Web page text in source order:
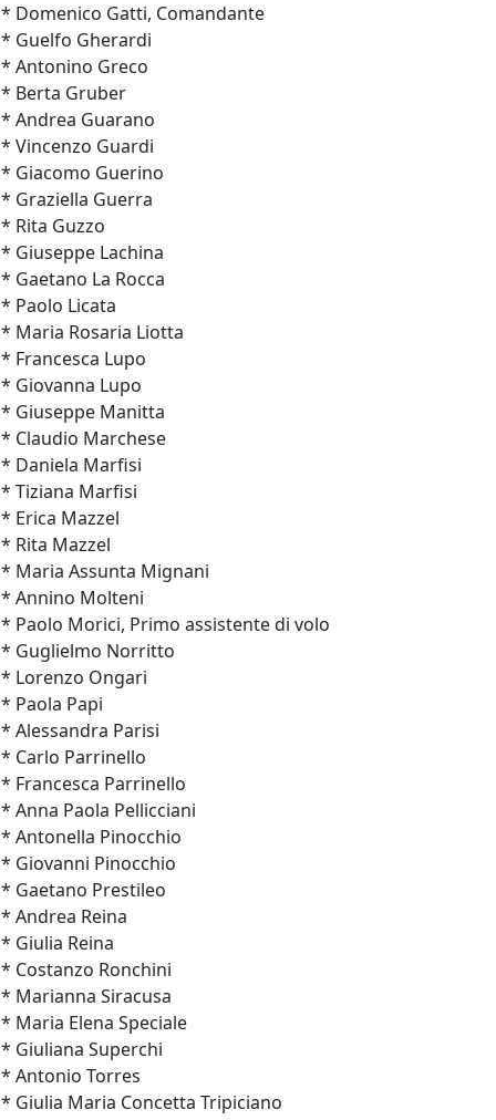
* Domenico Gatti, Comandante
* Guelfo Gherardi
* Antonino Greco
* Berta Gruber
* Andrea Guarano
* Vincenzo Guardi
* Giacomo Guerino
* Graziella Guerra
* Rita Guzzo
* Giuseppe Lachina
* Gaetano La Rocca
* Paolo Licata
* Maria Rosaria Liotta
* Francesca Lupo
* Giovanna Lupo
* Giuseppe Manitta
* Claudio Marchese
* Daniela Marfisi
* Tiziana Marfisi
* Erica Mazzel
* Rita Mazzel
* Maria Assunta Mignani
* Annino Molteni
* Paolo Morici, Primo assistente di volo
* Guglielmo Norritto
* Lorenzo Ongari
* Paola Papi
* Alessandra Parisi
* Carlo Parrinello
* Francesca Parrinello
* Anna Paola Pellicciani
* Antonella Pinocchio
* Giovanni Pinocchio
* Gaetano Prestileo
* Andrea Reina
* Giulia Reina
* Costanzo Ronchini
* Marianna Siracusa
* Maria Elena Speciale
* Giuliana Superchi
* Antonio Torres
* Giulia Maria Concetta Tripiciano